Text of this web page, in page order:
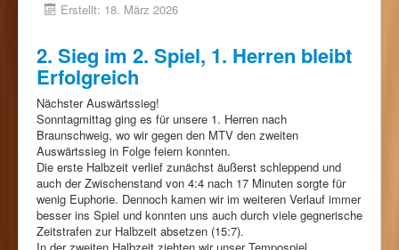
Erstellt: 18. März 2026
2. Sieg im 2. Spiel, 1. Herren bleibt
Erfolgreich
Nächster Auswärtssieg!
Sonntagmittag ging es für unsere 1. Herren nach
Braunschweig, wo wir gegen den MTV den zweiten
Auswärtssieg in Folge feiern konnten.
Die erste Halbzeit verlief zunächst äußerst schleppend und
auch der Zwischenstand von 4:4 nach 17 Minuten sorgte für
wenig Euphorie. Dennoch kamen wir im weiteren Verlauf immer
besser ins Spiel und konnten uns auch durch viele gegnerische
Zeitstrafen zur Halbzeit absetzen (15:7).